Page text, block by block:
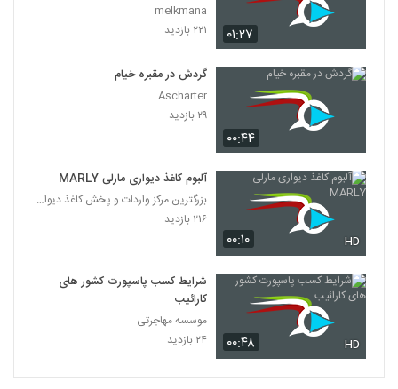
۰۱:۲۷
melkmana
۲۲۱ بازدید
۰۰:۴۴
گردش در مقبره خیام
Ascharter
۲۹ بازدید
۰۰:۱۰ HD
آلبوم کاغذ دیواری مارلی MARLY
بزرگترین مرکز واردات و پخش کاغذ دیواری
۲۱۶ بازدید
۰۰:۴۸ HD
شرایط کسب پاسپورت کشور های
کارائیب
موسسه مهاجرتی
۲۴ بازدید